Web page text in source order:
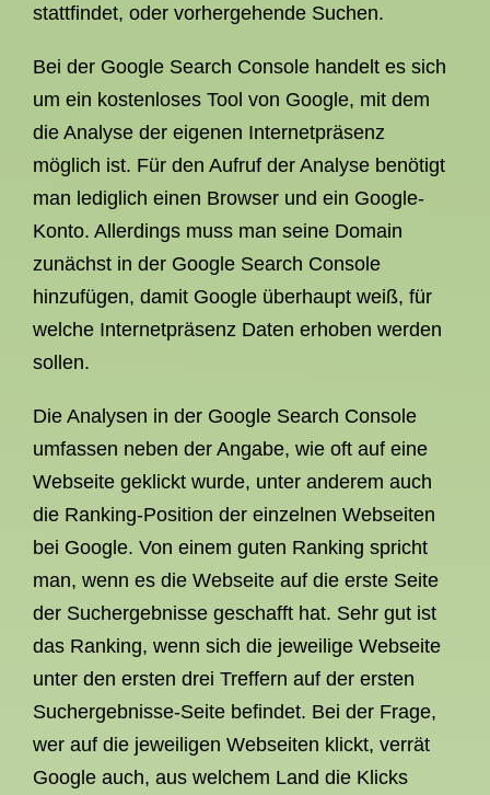
stattfindet, oder vorhergehende Suchen.
Bei der Google Search Console handelt es sich
um ein kostenloses Tool von Google, mit dem
die Analyse der eigenen Internetpräsenz
möglich ist. Für den Aufruf der Analyse benötigt
man lediglich einen Browser und ein Google-
Konto. Allerdings muss man seine Domain
zunächst in der Google Search Console
hinzufügen, damit Google überhaupt weiß, für
welche Internetpräsenz Daten erhoben werden
sollen.
Die Analysen in der Google Search Console
umfassen neben der Angabe, wie oft auf eine
Webseite geklickt wurde, unter anderem auch
die Ranking-Position der einzelnen Webseiten
bei Google. Von einem guten Ranking spricht
man, wenn es die Webseite auf die erste Seite
der Suchergebnisse geschafft hat. Sehr gut ist
das Ranking, wenn sich die jeweilige Webseite
unter den ersten drei Treffern auf der ersten
Suchergebnisse-Seite befindet. Bei der Frage,
wer auf die jeweiligen Webseiten klickt, verrät
Google auch, aus welchem Land die Klicks